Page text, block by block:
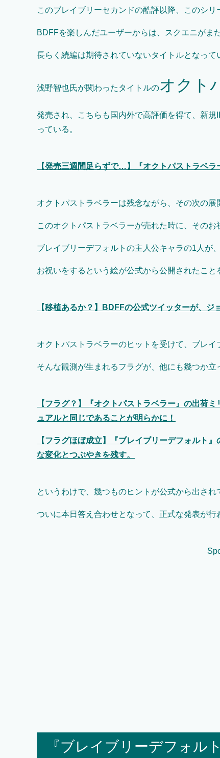
このブレイブリーセカンドの酷評以降、このシ
BDFFを楽しんだユーザーからは、スクエニがま
長らく続編は期待されていないタイトルとなっ
浅野智也氏が関わったタイトルのオクト
発売され、こちらも国内外で高評価を得て、新
っている。
【発売三週間足らずで…】『オクトパストラベ
オクトパストラベラーは残念ながら、その次の
このオクトパストラベラーが売れた時に、その
ブレイブリーデフォルトの主人公キャラの1人が
お祝いをするという絵が公式から公開されたこと
【移植あるか？】BDFFの公式ツイッターが、
オクトパストラベラーのヒットを受けて、ブレイ
そんな観測が生まれるフラグが、他にも幾つか立
【フラグ？】『オクトパストラベラー』の出荷
ュアルと同じであることが明らかに！
【フラグほぼ成立】『ブレイブリーデフォルト
な変化とつぶやきを残す。
というわけで、幾つものヒントが公式から出され
ついに本日答え合わせとなって、正式な発表が行
『ブレイブリーデフォル